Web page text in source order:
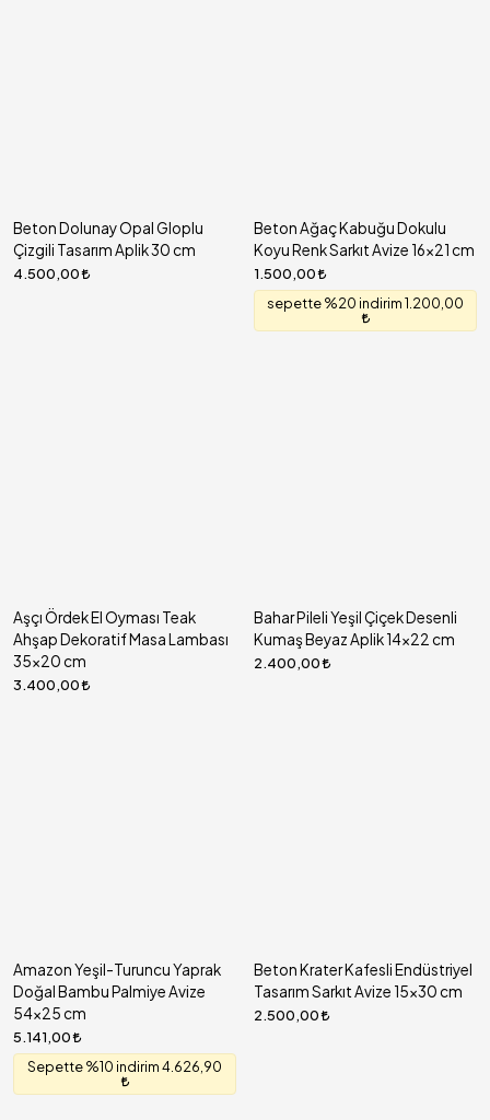
Beton Dolunay Opal Gloplu
Çizgili Tasarım Aplik 30 cm
4.500,00
Beton Ağaç Kabuğu Dokulu
Koyu Renk Sarkıt Avize 16x21 cm
1.500,00
sepette %20 indirim 1.200,00
Aşçı Ördek El Oyması Teak
Ahşap Dekoratif Masa Lambası
35x20 cm
3.400,00
Bahar Pileli Yeşil Çiçek Desenli
Kumaş Beyaz Aplik 14x22 cm
2.400,00
Amazon Yeşil-Turuncu Yaprak
Doğal Bambu Palmiye Avize
54x25 cm
5.141,00
Sepette %10 indirim 4.626,90
Beton Krater Kafesli Endüstriyel
Tasarım Sarkıt Avize 15x30 cm
2.500,00